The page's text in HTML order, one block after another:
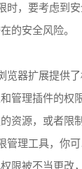
时，要考虑到
的安全风险。
览器扩展提供了
管理插件的权
资源，或者限
管理工具，你
限被不当更改